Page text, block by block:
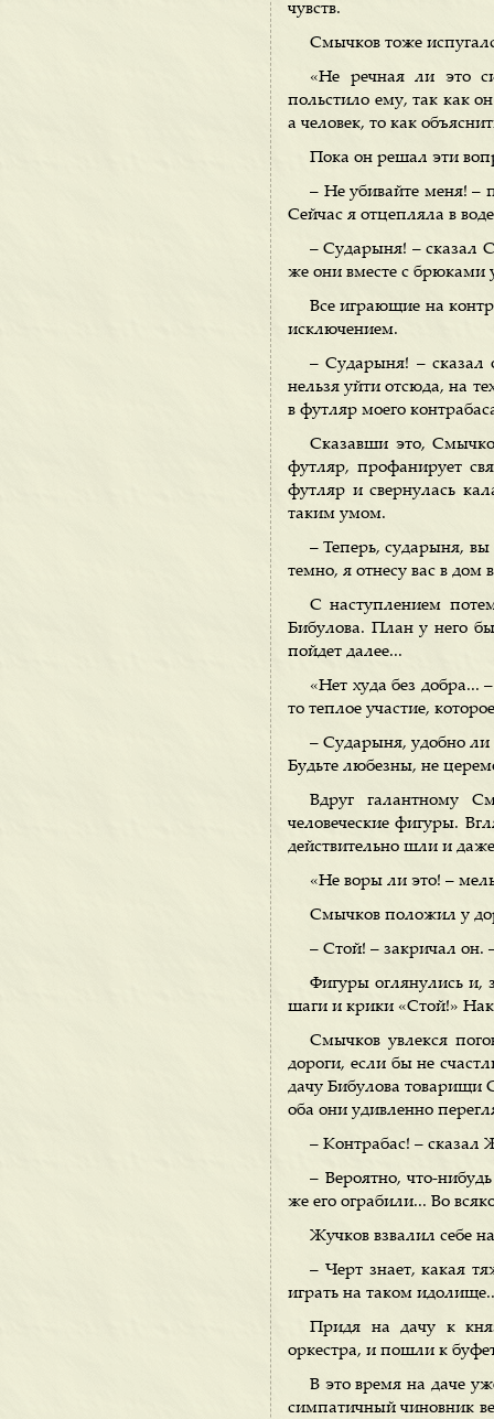
чувств.
Смычков тоже
«Не речная ли это
польстило ему, так как
а человек, то как
Пока он решал эти
– Не убивайте меня! –
Сейчас я отцепляла в
– Сударыня! – сказал
же они вместе с брюками
Все играющие на
исключением.
– Сударыня! – сказал
нельзя уйти отсюда, на
в футляр моего
Сказавши это,
футляр, профанирует
футляр и свернулась
таким умом.
– Теперь, сударыня, вы
темно, я отнесу вас в
С наступлением
Бибулова. План у него
пойдет далее...
«Нет худа без добра...
то теплое участие,
– Сударыня, удобно
Будьте любезны, не
Вдруг галантному
человеческие фигуры.
действительно шли и
«Не воры ли это! –
Смычков положил у
– Стой! – закричал он.
Фигуры оглянулись и,
шаги и крики «Стой!»
Смычков увлекся
дороги, если бы не
дачу Бибулова товарищи
оба они удивленно
– Контрабас! – сказал
– Вероятно, что-
же его ограбили... Во
Жучков взвалил себе
– Черт знает, какая
играть на таком
Придя на дачу к
оркестра, и пошли к
В это время на даче
симпатичный чиновник